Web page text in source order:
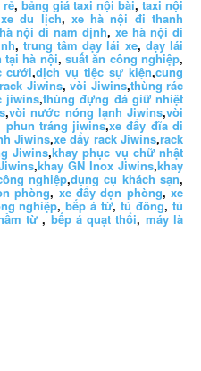
rẻ, bảng giá taxi nội bài, taxi nội
xe du lịch, xe hà nội đi thanh
nội đi nam định,xe hà nội đi
, trung tâm dạy lái xe, dạy lái
tại hà nội,suất ăn công nghiệp,
cưới,dịch vụ tiệc sự kiện,cung
rack Jiwins, vòi Jiwins,thùng rác
jiwins,thùng đựng đá giữ nhiệt
,vòi nước nóng lạnh Jiwins,vòi
phun tráng jiwins,xe đẩy đĩa di
Jiwins,xe đẩy rack Jiwins,rack
Jiwins,khay phục vụ chữ nhật
,khay GN Inox Jiwins,khay
nghiệp,dụng cụ khách sạn,
phòng,xe đẩy dọn phòng,xe
nghiệp,bếp á từ,tủ đông,tủ
từ ,bếp á quạt thổi, máy là